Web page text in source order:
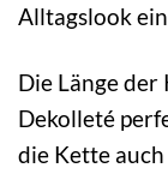
Alltagslook
Die Länge
Dekolleté
die Kette